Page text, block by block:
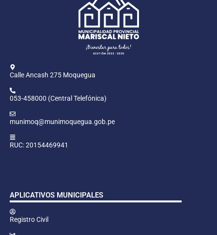
Calle Ancash 275 Moquegua
053-458000 (Central Telefónica)
munimoq@munimoquegua.gob.pe
RUC: 20154469941
APLICATIVOS MUNICIPALES
Registro Civil